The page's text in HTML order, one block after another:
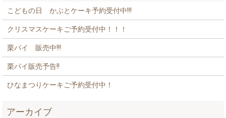
こどもの日 かぶとケーキ予約受付中!!!
クリスマスケーキご予約受付中！！！
栗パイ 販売中!!!
栗パイ販売予告!!
ひなまつりケーキご予約受付中！
アーカイブ